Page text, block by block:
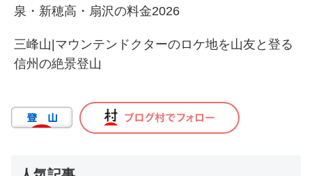
泉・新穂高・扇沢の料金2026
三峰山|マウンテンドクターのロケ地を山友と登る
信州の絶景登山